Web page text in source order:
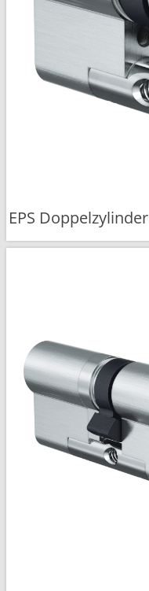
EPS Doppelzylinder